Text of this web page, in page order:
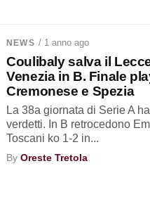
NEWS / 1 anno ago
Coulibaly salva il
Venezia in B. Finale
Cremonese e Spezia
La 38a giornata di Serie A
verdetti. In B retrocedono
Toscani ko 1-2 in...
ByOreste Tretola